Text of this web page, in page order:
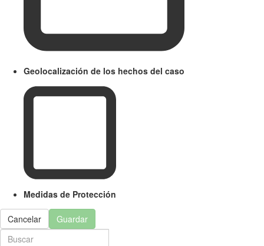
Geolocalización de los hechos del caso
Medidas de Protección
Cancelar Guardar